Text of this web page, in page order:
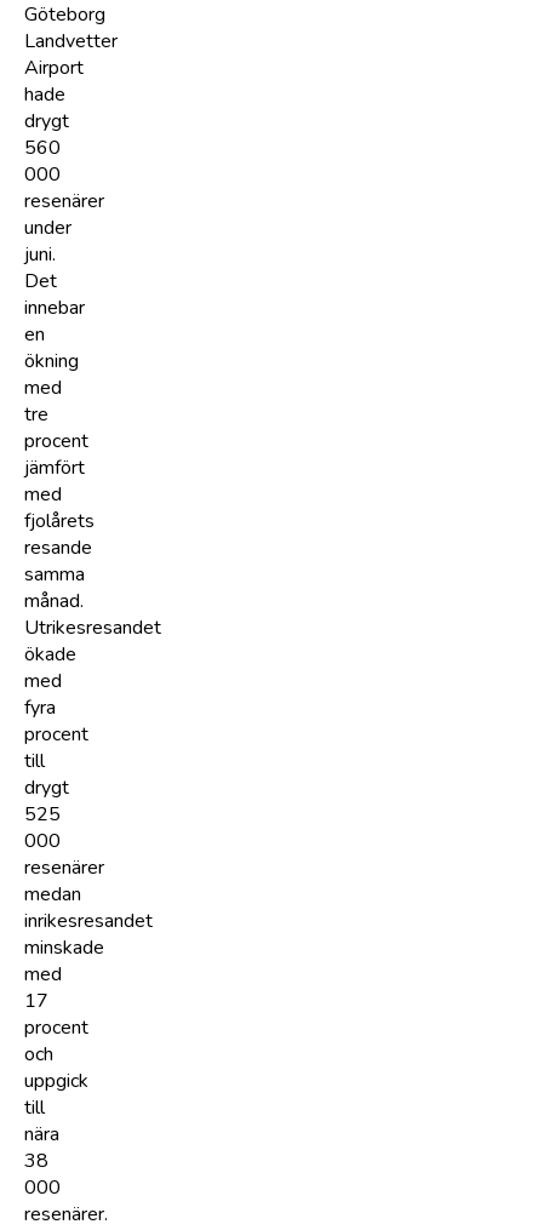
Göteborg
Landvetter
Airport
hade
drygt
560
000
resenärer
under
juni.
Det
innebar
en
ökning
med
tre
procent
jämfört
med
fjolårets
resande
samma
månad.
Utrikesresandet
ökade
med
fyra
procent
till
drygt
525
000
resenärer
medan
inrikesresandet
minskade
med
17
procent
och
uppgick
till
nära
38
000
resenärer.